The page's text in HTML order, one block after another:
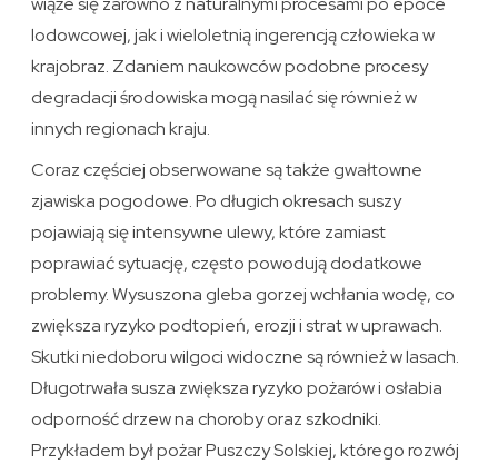
lodowcowej, jak i wieloletnią ingerencją człowieka w
krajobraz. Zdaniem naukowców podobne procesy
degradacji środowiska mogą nasilać się również w
innych regionach kraju.
Coraz częściej obserwowane są także gwałtowne
zjawiska pogodowe. Po długich okresach suszy
pojawiają się intensywne ulewy, które zamiast
poprawiać sytuację, często powodują dodatkowe
problemy. Wysuszona gleba gorzej wchłania wodę, co
zwiększa ryzyko podtopień, erozji i strat w uprawach.
Skutki niedoboru wilgoci widoczne są również w lasach.
Długotrwała susza zwiększa ryzyko pożarów i osłabia
odporność drzew na choroby oraz szkodniki.
Przykładem był pożar Puszczy Solskiej, którego rozwój